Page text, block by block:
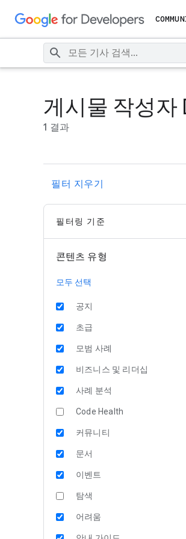
게시물 작성자
1 결과
필터 지우기
필터링 기준
콘텐츠 유형
모두 선택
공지
초급
모범 사례
비즈니스 및 리더십
사례 분석
Code Health
커뮤니티
문서
이벤트
탐색
어려움